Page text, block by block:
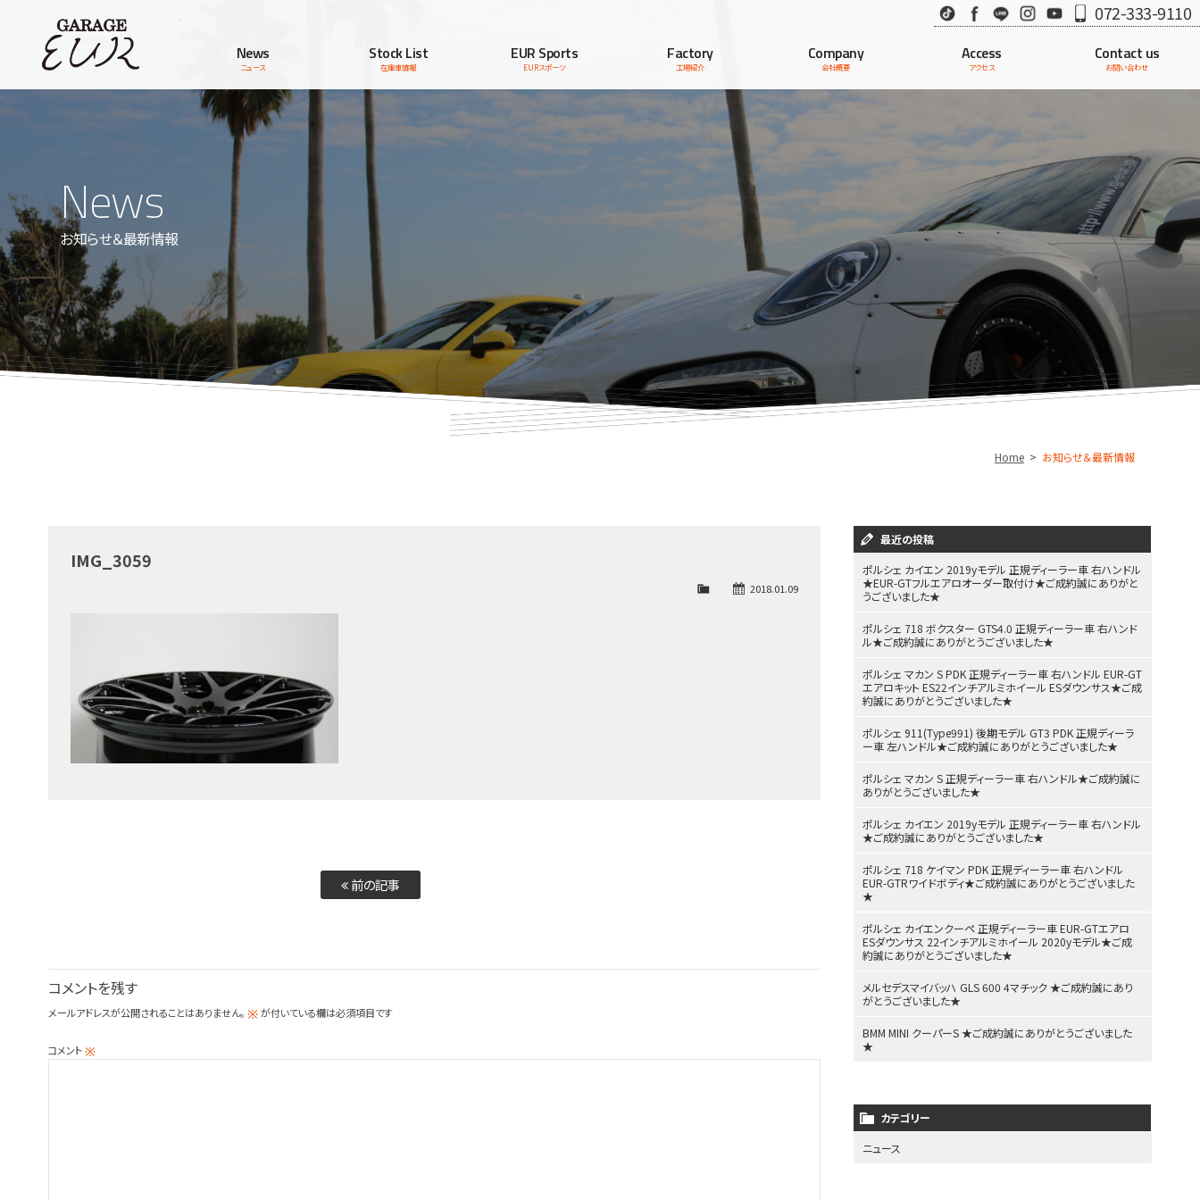
TikTok Facebook
LINE InstagramYoutube072-333-9110
News
ニュース
Stock List
在庫車情報
EUR Sports
EURスポーツ
Factory
工場紹介
Company
会社概要
Access
アクセス
Contact us
お問い合わせ
News
お知らせ＆最新情報
Home お知らせ＆最新情報
IMG_3059
2018.01.09
前の記事
コメントを残す
メールアドレスが公開されることはありません。 ※が付いている欄は必須項目です
コメント※
最近の投稿
ポルシェ カイエン 2019yモデル 正規ディーラー車 右ハンドル
★EUR-GTフルエアロオーダー取付け★ご成約誠にありがと
うございました★
ポルシェ 718 ボクスター GTS4.0 正規ディーラー車 右ハンド
ル★ご成約誠にありがとうございました★
ポルシェ マカン S PDK 正規ディーラー車 右ハンドル EUR-GT
エアロキット ES22インチアルミホイール ESダウンサス★ご成
約誠にありがとうございました★
ポルシェ 911(Type991) 後期モデル GT3 PDK 正規ディーラ
ー車 左ハンドル★ご成約誠にありがとうございました★
ポルシェ マカン S 正規ディーラー車 右ハンドル★ご成約誠に
ありがとうございました★
ポルシェ カイエン 2019yモデル 正規ディーラー車 右ハンドル
★ご成約誠にありがとうございました★
ポルシェ 718 ケイマン PDK 正規ディーラー車 右ハンドル
EUR-GTRワイドボディ★ご成約誠にありがとうございました
★
ポルシェ カイエンクーペ 正規ディーラー車 EUR-GTエアロ
ESダウンサス 22インチアルミホイール 2020yモデル★ご成
約誠にありがとうございました★
メルセデスマイバッハ GLS 600 4マチック ★ご成約誠にあり
がとうございました★
BMM MINI クーパーS ★ご成約誠にありがとうございました
★
カテゴリー
ニュース